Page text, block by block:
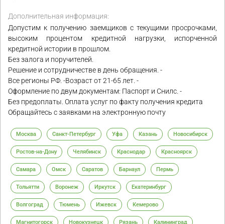
Дополнительная информация:
Допустим к получению заемщиков с текущими просрочками,
высоким процентом кредитной нагрузки, испорченной
кредитной истории в прошлом.
Без залога и поручителей.
Решение и сотрудничестве в день обращения. -
Все регионы РФ. -Возраст от 21-65 лет. -
Оформление по двум документам: Паспорт и Снилс. -
Без предоплаты. Оплата услуг по факту получения кредита
Обращайтесь с заявками на электронную почту
Москва Санкт-Петербург Уфа Казань Новосибирск
Ростов-на-Дону Челябинск Краснодар Красноярск
Самара Омск Саратов Барнаул Пермь
Тольятти Воронеж Иркутск Екатеринбург
Волгоград Тюмень Ижевск Кемерово
Магнитогорск Новокузнецк Рязань Калининград